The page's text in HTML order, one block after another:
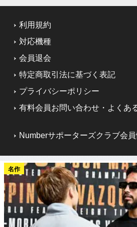
利用規約
対応機種
会員退会
特定商取引法に基づく表記
プライバシーポリシー
有料会員お問い合わせ・よくあ
Numberサポーターズクラブ会
名作